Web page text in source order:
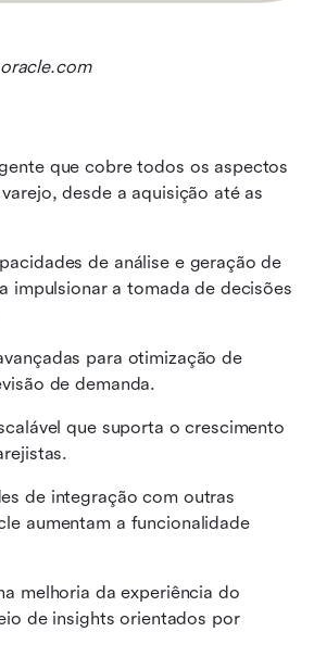
que cobre todos os aspectos
desde a aquisição até as
de análise e geração de
impulsionar a tomada de decisões
para otimização de
de demanda.
que suporta o crescimento
de integração com outras
aumentam a funcionalidade
melhoria da experiência do
de insights orientados por